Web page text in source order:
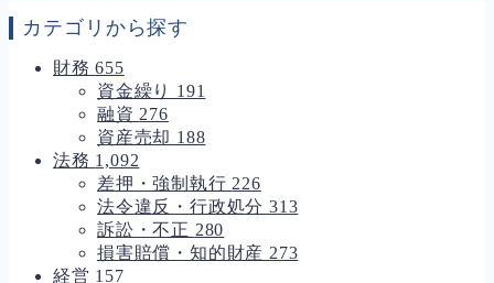
カテゴリから探す
財務655
資金繰り 191
融資 276
資産売却 188
法務 1,092
差押・強制執行 226
法令違反・行政処分313
訴訟・不正 280
損害賠償・知的財産 273
経営 157